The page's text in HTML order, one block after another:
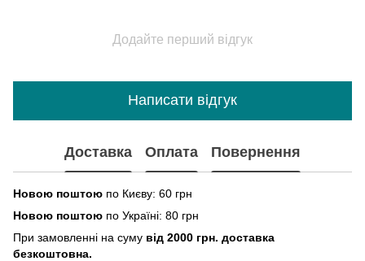
Додайте перший відгук
Написати відгук
Доставка Оплата Повернення
Новою поштою по Києву: 60 грн
Новою поштою по Україні: 80 грн
При замовленні на суму від 2000 грн. доставка
безкоштовна.